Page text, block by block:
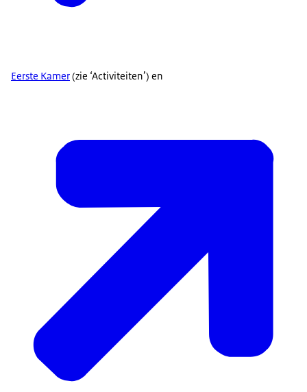
Eerste Kamer(zie ‘Activiteiten’) en